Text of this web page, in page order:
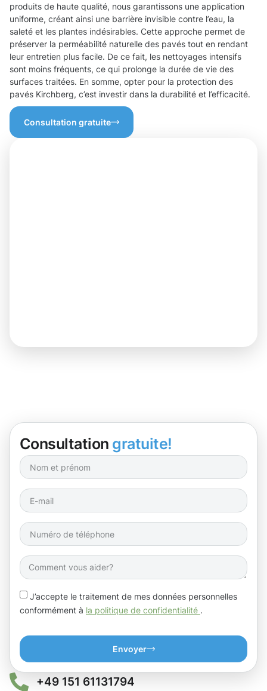
produits de haute qualité, nous garantissons une application
uniforme, créant ainsi une barrière invisible contre l’eau, la
saleté et les plantes indésirables. Cette approche permet de
préserver la perméabilité naturelle des pavés tout en rendant
leur entretien plus facile. De ce fait, les nettoyages intensifs
sont moins fréquents, ce qui prolonge la durée de vie des
surfaces traitées. En somme, opter pour la protection des
pavés Kirchberg, c’est investir dans la durabilité et l’efficacité.
Consultation gratuite
Consultation gratuite!
J’accepte le traitement de mes données personnelles
conformément à la politique de confidentialité .
Envoyer
+49 151 61131794